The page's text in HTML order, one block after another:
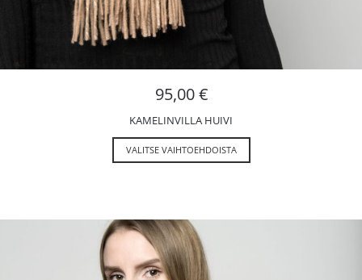
95,00€
KAMELINVILLA HUIVI
VALITSE VAIHTOEHDOISTA